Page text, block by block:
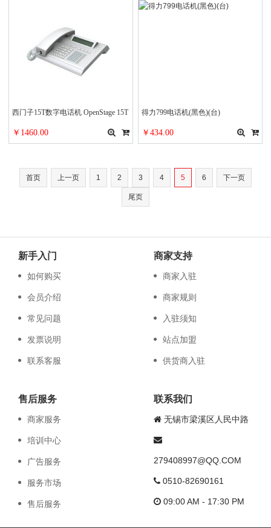
西门子15T数字电话机 OpenStage 15T
数字专用话机办公电话
￥1460.00
得力799电话机(黑色)(台)
￥434.00
首页 上一页 1 2 3 4 5 6 下一页
尾页
新手入门
如何购买
会员介绍
常见问题
发票说明
联系客服
商家支持
商家入驻
商家规则
入驻须知
站点加盟
供货商入驻
售后服务
商家服务
培训中心
广告服务
服务市场
售后服务
联系我们
无锡市梁溪区人民中路
279408997@QQ.COM
0510-82690161
09:00 AM - 17:30 PM